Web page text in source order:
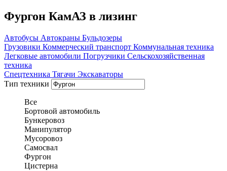
Фургон КамАЗ в лизинг
Автобусы Автокраны Бульдозеры
Грузовики Коммерческий транспорт Коммунальная техника
Легковые автомобили Погрузчики Сельскохозяйственная
техника
Спецтехника Тягачи Экскаваторы
Тип техники
Все
Бортовой автомобиль
Бункеровоз
Манипулятор
Мусоровоз
Самосвал
Фургон
Цистерна